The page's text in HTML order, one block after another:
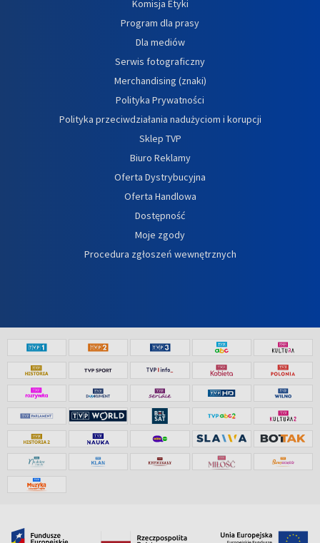
Komisja Etyki
Program dla prasy
Dla mediów
Serwis fotograficzny
Merchandising (znaki)
Polityka Prywatności
Polityka przeciwdziałania nadużyciom i korupcji
Sklep TVP
Biuro Reklamy
Oferta Dystrybucyjna
Oferta Handlowa
Dostępność
Moje zgody
Procedura zgłoszeń wewnętrznych